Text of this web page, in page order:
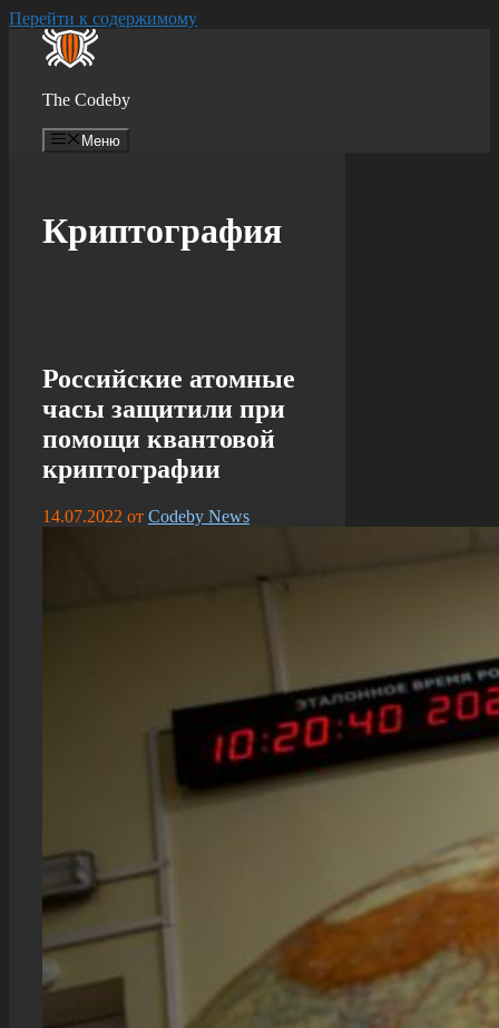
Перейти к содержимому
The Codeby
Меню
Криптография
Российские атомные
часы защитили при
помощи квантовой
криптографии
14.07.2022 от Codeby News